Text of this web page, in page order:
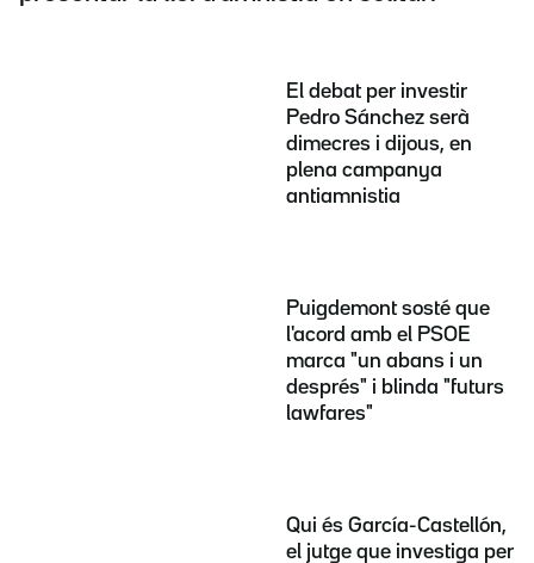
El debat per investir
Pedro Sánchez serà
dimecres i dijous, en
plena campanya
antiamnistia
Puigdemont sosté que
l'acord amb el PSOE
marca "un abans i un
després" i blinda "futurs
lawfares"
Qui és García-Castellón,
el jutge que investiga per